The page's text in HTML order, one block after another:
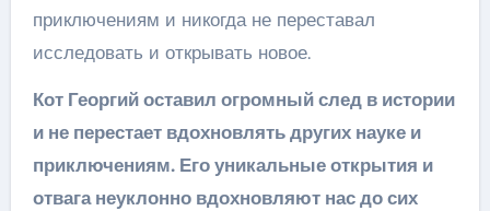
приключениям и никогда не переставал
исследовать и открывать новое.
Кот Георгий оставил огромный след в истории
и не перестает вдохновлять других науке и
приключениям. Его уникальные открытия и
отвага неуклонно вдохновляют нас до сих